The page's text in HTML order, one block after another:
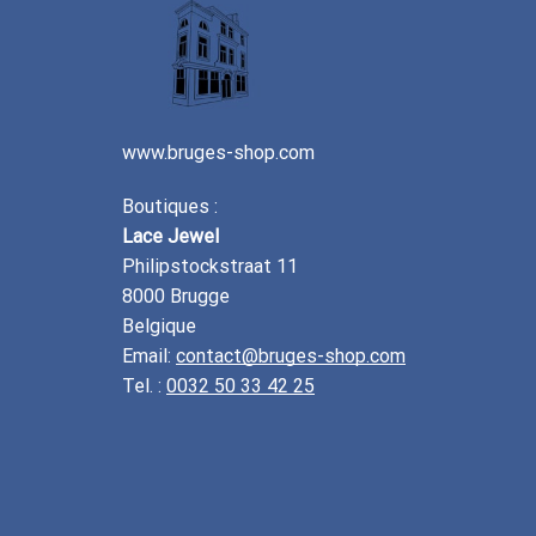
www.bruges-shop.com
Boutiques :
Lace Jewel
Philipstockstraat 11
8000 Brugge
Belgique
Email: contact@bruges-shop.com
Tel. : 0032 50 33 42 25